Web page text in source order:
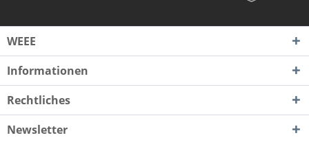
WEEE
Informationen
Rechtliches
Newsletter